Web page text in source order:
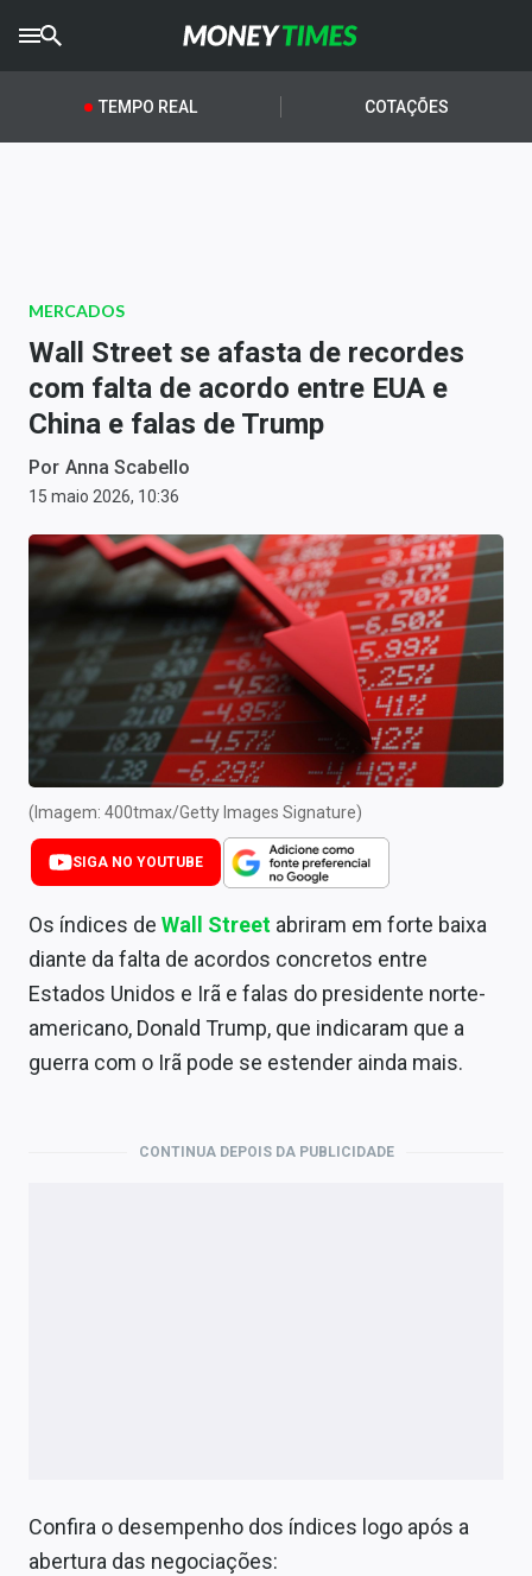
CRYPTOTIMES
AGROTIMES
Newsletters
Money Trader
Anuncie
Últimas Notícias
Newsletters
Cotações
Comprar ou vender?
Carteiras Recomendadas
Central de Dividendos
Central de Fundos Imobiliários
Central dos IPOs
Renda Fixa
Finanças Pessoais
Mercados
Economia
Tecnologia
TEMPO REAL COTAÇÕES
MERCADOS
Wall Street se afasta de recordes
com falta de acordo entre EUA e
China e falas de Trump
Por Anna Scabello
15 maio 2026, 10:36
(Imagem: 400tmax/Getty Images Signature)
SIGA NO YOUTUBE
Os índices de Wall Street abriram em forte baixa
diante da falta de acordos concretos entre
Estados Unidos e Irã e falas do presidente norte-
americano, Donald Trump, que indicaram que a
guerra com o Irã pode se estender ainda mais.
CONTINUA DEPOIS DA PUBLICIDADE
Confira o desempenho dos índices logo após a
abertura das negociações: